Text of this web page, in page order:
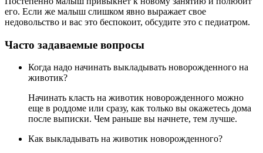
его. Если же малыш слишком явно выражает свое
недовольство и вас это беспокоит, обсудите это с педиатром.
Часто задаваемые вопросы
Когда надо начинать выкладывать новорожденного на
животик?
Начинать класть на животик новорожденного можно
еще в роддоме или сразу, как только вы окажетесь дома
после выписки. Чем раньше вы начнете, тем лучше.
Как выкладывать на животик новорожденного?